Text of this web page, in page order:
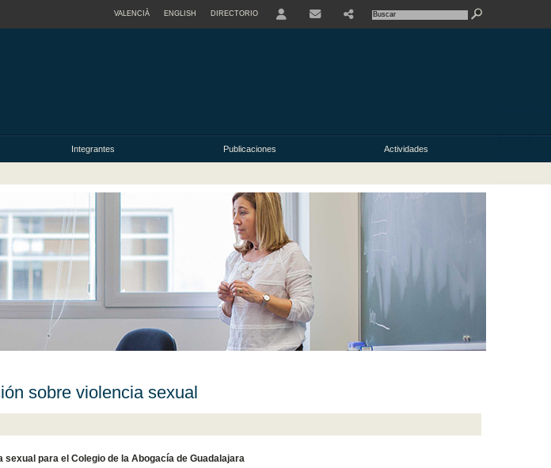
VALENCIÀ ENGLISH DIRECTORIO
Integrantes Publicaciones Actividades
sobre violencia sexual
para el Colegio de la Abogacía de Guadalajara